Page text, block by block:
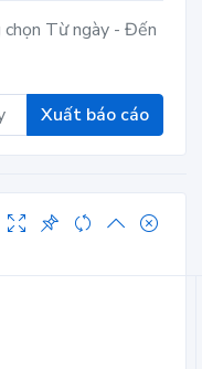
Từ ngày - Đến
Xuất báo cáo